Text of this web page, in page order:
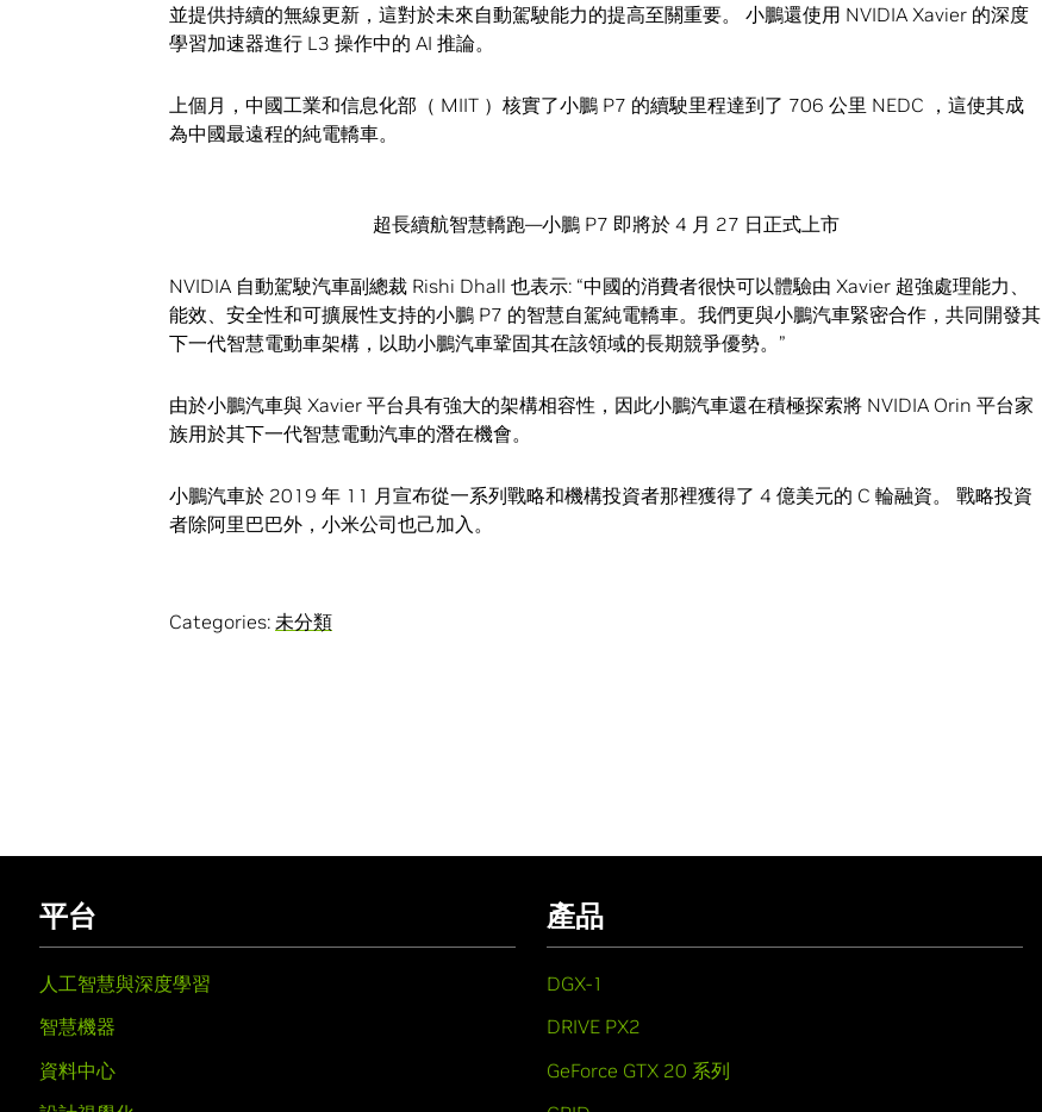
並提供持續的無線更新，這對於未來自動駕駛能力的提高至關重要。 小鵬還使用 NVIDIA Xavier 的深度
學習加速器進行 L3 操作中的 AI 推論。
上個月，中國工業和信息化部（ MIIT ）核實了小鵬 P7 的續駛里程達到了 706 公里 NEDC ，這使其成
為中國最遠程的純電轎車。
超長續航智慧轎跑—小鵬 P7 即將於 4 月 27 日正式上市
NVIDIA 自動駕駛汽車副總裁 Rishi Dhall 也表示: “中國的消費者很快可以體驗由 Xavier 超強處理能力、
能效、安全性和可擴展性支持的小鵬 P7 的智慧自駕純電轎車。我們更與小鵬汽車緊密合作，共同開發其
下一代智慧電動車架構，以助小鵬汽車鞏固其在該領域的長期競爭優勢。”
由於小鵬汽車與 Xavier 平台具有強大的架構相容性，因此小鵬汽車還在積極探索將 NVIDIA Orin 平台家
族用於其下一代智慧電動汽車的潛在機會。
小鵬汽車於 2019 年 11 月宣布從一系列戰略和機構投資者那裡獲得了 4 億美元的 C 輪融資。 戰略投資
者除阿里巴巴外，小米公司也己加入。
Categories: 未分類
平台
人工智慧與深度學習
智慧機器
資料中心
產品
DGX-1
DRIVE PX2
GeForce GTX 20 系列